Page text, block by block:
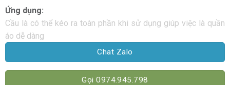
Ứng dụng:
Cầu là có thể kéo ra toàn phần khi sử dụng giúp việc là quần
áo dễ dàng
Chat Zalo
Gọi 0974.945.798